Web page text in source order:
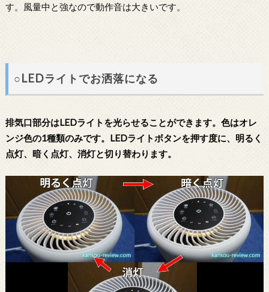
す。風量中と強なので動作音は大きいです。
○LEDライトでお洒落になる
排気口部分はLEDライトを光らせることができます。色はオレ
ンジ色の1種類のみです。LEDライトボタンを押す度に、明るく
点灯、暗く点灯、消灯と切り替わります。